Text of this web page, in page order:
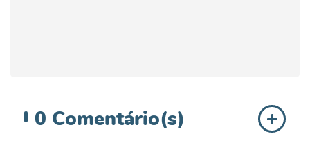
0 Comentário(s)